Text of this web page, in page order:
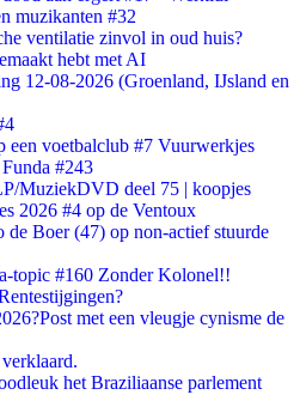
muzikanten #32
ventilatie zinvol in oud huis?
hebt met AI
12-08-2026 (Groenland, IJsland en
een voetbalclub #7 Vuurwerkjes
#243
MuziekDVD deel 75 | koopjes
2026 #4 op de Ventoux
de Boer (47) op non-actief stuurde
topic #160 Zonder Kolonel!!
met een vleugje cynisme de
het Braziliaanse parlement